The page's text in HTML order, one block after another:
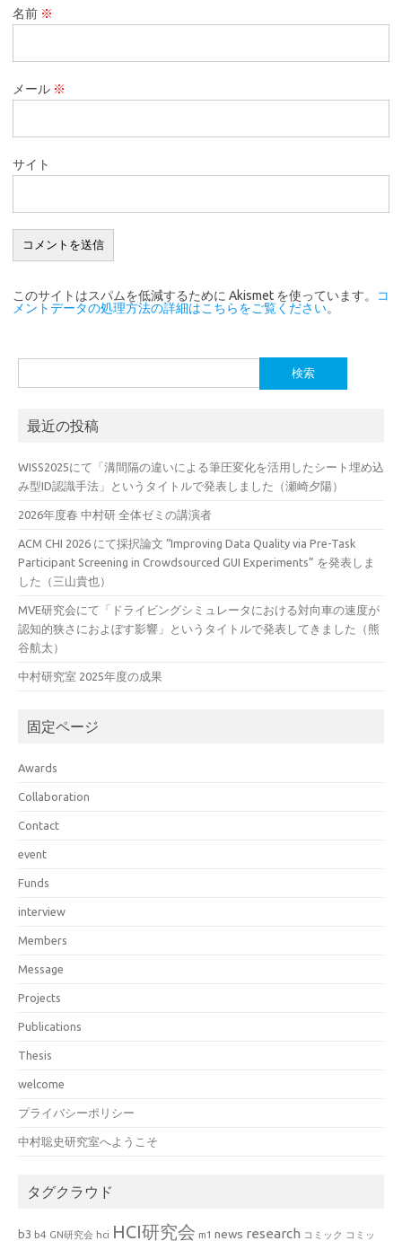
名前 ※
メール ※
サイト
このサイトはスパムを低減するために Akismet を使っています。
コ
メントデータの処理方法の詳細はこちらをご覧ください。
索:
最近の投稿
WISS2025にて「溝間隔の違いによる筆圧変化を活用したシート埋め込
み型ID認識手法」というタイトルで発表しました（瀬崎夕陽）
2026年度春 中村研 全体ゼミの講演者
ACM CHI 2026 にて採択論文 “Improving Data Quality via Pre-Task
Participant Screening in Crowdsourced GUI Experiments” を発表しま
した（三山貴也）
MVE研究会にて「ドライビングシミュレータにおける対向車の速度が
認知的狭さにおよぼす影響」というタイトルで発表してきました（熊
谷航太）
中村研究室 2025年度の成果
固定ページ
Awards
Collaboration
Contact
event
Funds
interview
Members
Message
Projects
Publications
Thesis
welcome
プライバシーポリシー
中村聡史研究室へようこそ
タグクラウド
b3 b4 GN研究会 hci HCI研究会 m1 news research コミック コミッ